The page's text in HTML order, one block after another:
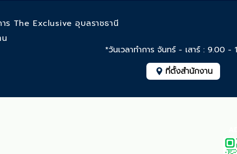
ร The Exclusive อุบลราชธานี
*วันเวลาทำการ จันทร์ - เสาร์ : 9.00 -
ที่ตั้งสำนักงาน